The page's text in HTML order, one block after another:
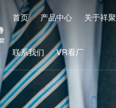
首页 产品中心 关于祥聚
联系我们 VR看厂